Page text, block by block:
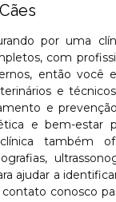
por uma
com
então você
e
e
e bem-estar
também
ajudar a
conosco